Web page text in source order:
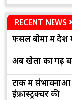
RECENT NEWS
फसल बीमा में देश
अब खेलों का गढ़
टोंक में संभावनाओं
इंफ्रास्ट्रक्चर की